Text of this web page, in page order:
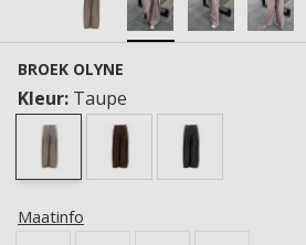
BROEK OLYNE
Kleur: Taupe
Maatinfo